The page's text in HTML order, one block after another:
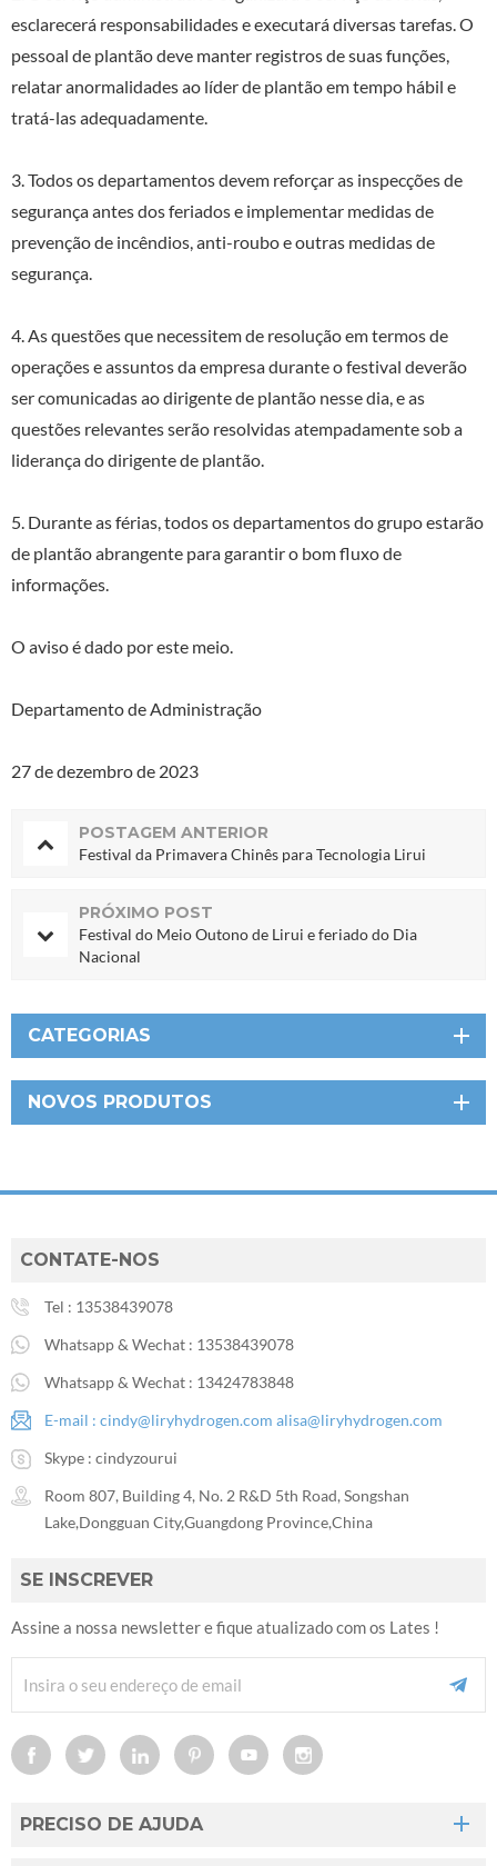
esclarecerá responsabilidades e executará diversas tarefas. O
pessoal de plantão deve manter registros de suas funções,
relatar anormalidades ao líder de plantão em tempo hábil e
tratá-las adequadamente.
3. Todos os departamentos devem reforçar as inspecções de
segurança antes dos feriados e implementar medidas de
prevenção de incêndios, anti-roubo e outras medidas de
segurança.
4. As questões que necessitem de resolução em termos de
operações e assuntos da empresa durante o festival deverão
ser comunicadas ao dirigente de plantão nesse dia, e as
questões relevantes serão resolvidas atempadamente sob a
liderança do dirigente de plantão.
5. Durante as férias, todos os departamentos do grupo estarão
de plantão abrangente para garantir o bom fluxo de
informações.
O aviso é dado por este meio.
Departamento de Administração
27 de dezembro de 2023
POSTAGEM ANTERIOR
Festival da Primavera Chinês para Tecnologia Lirui
PRÓXIMO POST
Festival do Meio Outono de Lirui e feriado do Dia
Nacional
CATEGORIAS
NOVOS PRODUTOS
CONTATE-NOS
Tel : 13538439078
Whatsapp & Wechat : 13538439078
Whatsapp & Wechat : 13424783848
E-mail : cindy@liryhydrogen.com alisa@liryhydrogen.com
Skype : cindyzourui
Room 807, Building 4, No. 2 R&D 5th Road, Songshan
Lake,Dongguan City,Guangdong Province,China
SE INSCREVER
Assine a nossa newsletter e fique atualizado com os Lates !
PRECISO DE AJUDA